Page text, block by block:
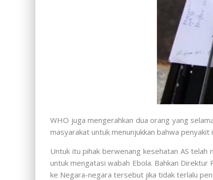
WHO juga mengerahkan dua orang yang
masyarakat untuk menunjukkan bahwa
Untuk itu pihak berwenang kesehatan AS telah
untuk mengatasi wabah Ebola. Bahkan
ke Negara-negara tersebut jika tidak terlalu